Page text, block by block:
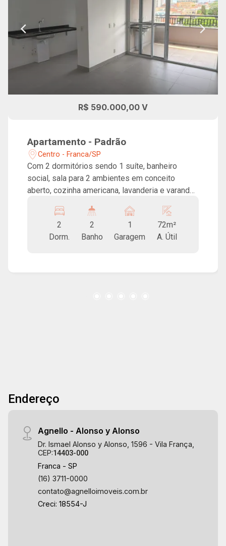
R$ 590.000,00 V
Apartamento - Padrão
Centro - Franca/SP
Com 2 dormitórios sendo 1 suíte, banheiro
social, sala para 2 ambientes em conceito
aberto, cozinha americana, lavanderia e varanda
foi pensado para ser um verdadeiro paraíso
particular, com conceito Beach Pool, com piscina
em formato de onda, espelhos d`agua no hall de
litoral. O edifício conta ainda com espaço
2
Dorm.
2
Banho
1
Garagem
72m²
A. Útil
Endereço
Agnello - Alonso y Alonso
Dr. Ismael Alonso y Alonso, 1596 - Vila França,
CEP:14403-000
Franca - SP
(16) 3711-0000
contato@agnelloimoveis.com.br
Creci: 18554-J